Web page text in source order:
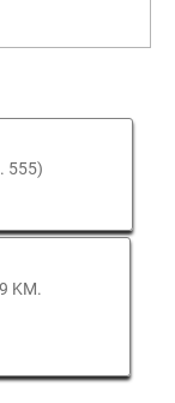
555)
KM.